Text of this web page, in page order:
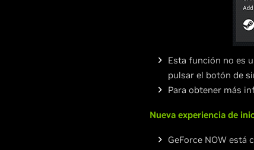
Esta función no es
pulsar el botón de
Para obtener más
Nueva experiencia de
GeForce NOW está